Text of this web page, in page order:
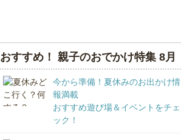
おすすめ！ 親子のおでかけ特集 8月
今から準備！夏休みのお出かけ情
報満載
おすすめ遊び場＆イベントをチェ
ック！